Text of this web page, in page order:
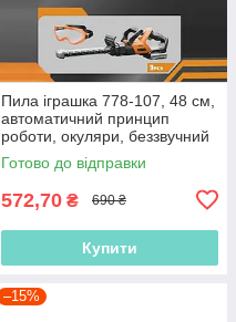
Пила іграшка 778-107, 48 см,
автоматичний принцип
роботи, окуляри, беззвучний
режим, звук
Готово до відправки
572,70 ₴ 690 ₴
Купити
–15%